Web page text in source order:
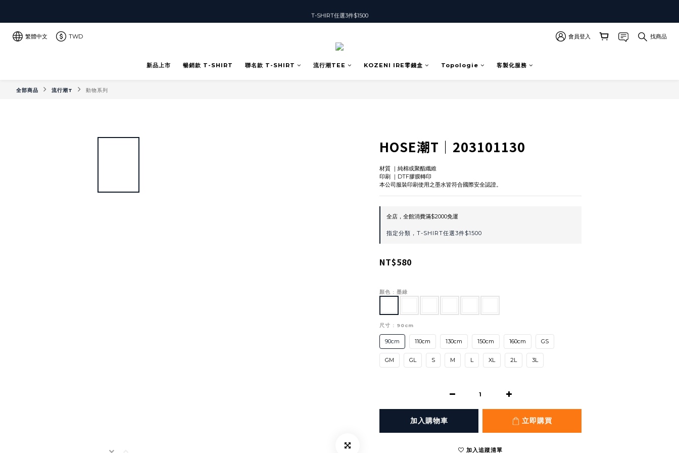
T-SHIRT任選3件$1500
T-SHIRT任選3件$1500
繁體中文 TWD 會員登入 找商品
新品上市 暢銷款 T-SHIRT 聯名款 T-SHIRT 流行潮TEE KOZENI IRE零錢盒 Topologie 客製化服務
全部商品 流行潮T 動物系列
HOSE潮T｜203101130
材質 ｜純棉或聚酯纖維
印刷 ｜DTF膠膜轉印
本公司服裝印刷使用之墨水皆符合國際安全認證。
全店，全館消費滿$2000免運
指定分類，T-SHIRT任選3件$1500
NT$580
顏色 : 墨綠
尺寸 : 90cm
90cm 110cm 130cm 150cm 160cm GS
GM GL S M L XL 2L 3L
加入購物車 立即購買
加入追蹤清單